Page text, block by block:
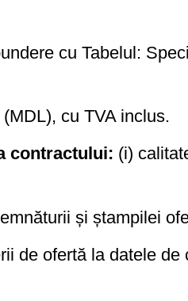
cu Tabelul:
cu TVA inclus.
contractului: (i)
și ștampilei
de ofertă la datele